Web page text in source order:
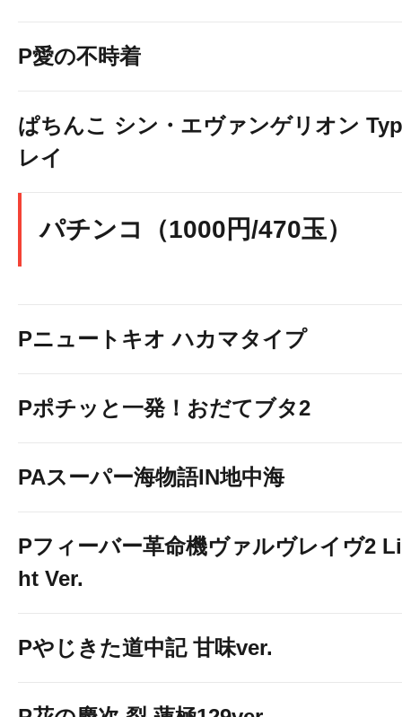
P愛の不時着
ぱちんこ シン・エヴァンゲリオン
レイ
パチンコ（1000円/470玉）
Pニュートキオ ハカマタイプ
Pポチッと一発！おだてブタ2
PAスーパー海物語IN地中海
Pフィーバー革命機ヴァルヴレイヴ2
ht Ver.
Pやじきた道中記 甘味ver.